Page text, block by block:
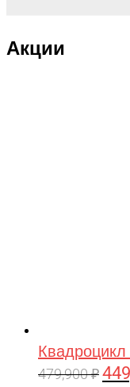
Акции
Квадроцикл
479,900₽